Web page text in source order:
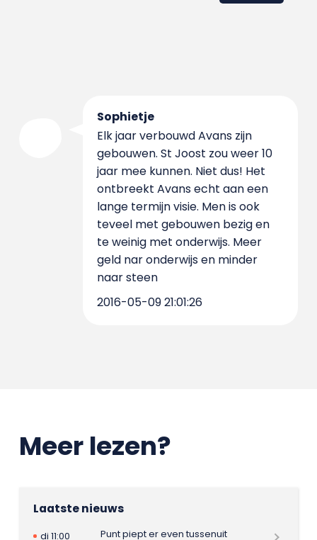
Sophietje
Elk jaar verbouwd Avans zijn
gebouwen. St Joost zou weer 10
jaar mee kunnen. Niet dus! Het
ontbreekt Avans echt aan een
lange termijn visie. Men is ook
teveel met gebouwen bezig en
te weinig met onderwijs. Meer
geld nar onderwijs en minder
naar steen
2016-05-09 21:01:26
Meer lezen?
Laatste nieuws
di 11:00
Punt piept er even tussenuit